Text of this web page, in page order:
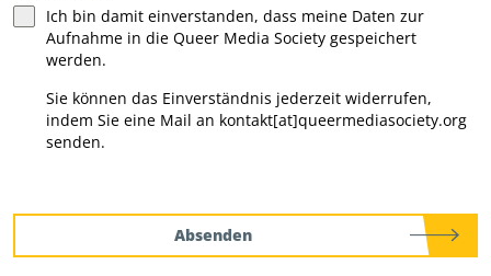
Ich bin damit einverstanden, dass meine Daten zur
Aufnahme in die Queer Media Society gespeichert
werden.
Sie können das Einverständnis jederzeit widerrufen,
indem Sie eine Mail an kontakt[at]queermediasociety.org
senden.
Absenden